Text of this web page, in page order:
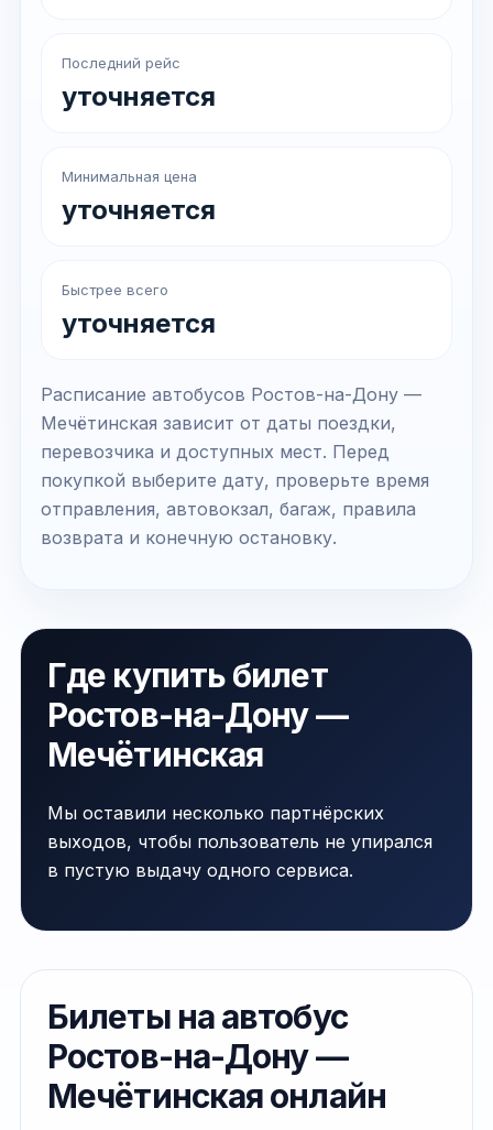
Последний рейс
уточняется
Минимальная цена
уточняется
Быстрее всего
уточняется
Расписание автобусов Ростов-на-Дону —
Мечётинская зависит от даты поездки,
перевозчика и доступных мест. Перед
покупкой выберите дату, проверьте время
отправления, автовокзал, багаж, правила
возврата и конечную остановку.
Где купить билет
Ростов-на-Дону —
Мечётинская
Мы оставили несколько партнёрских
выходов, чтобы пользователь не упирался
в пустую выдачу одного сервиса.
Билеты на автобус
Ростов-на-Дону —
Мечётинская онлайн